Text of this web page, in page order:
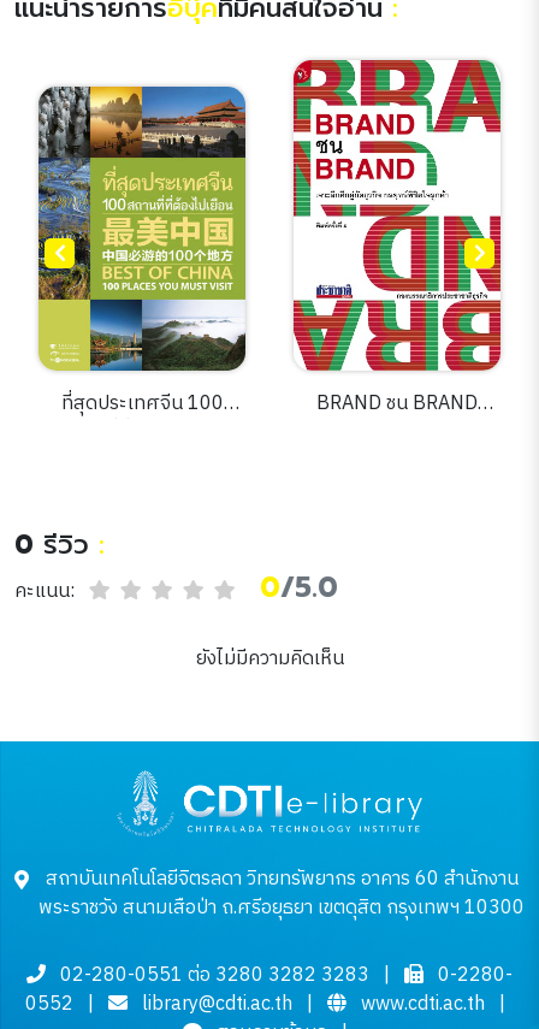
แนะนำรายการอีบุ๊คที่มีคนสนใจอ่าน :
ที่สุดประเทศจีน 100
BRAND ชน BRAND
0 รีวิว :
คะแนน: 0/5.0
ยังไม่มีความคิดเห็น
สถาบันเทคโนโลยีจิตรลดา วิทยทรัพยากร อาคาร 60 สำนักงาน
พระราชวัง สนามเสือป่า ถ.ศรีอยุธยา เขตดุสิต กรุงเทพฯ 10300
02-280-0551 ต่อ 3280 3282 3283 |
0-2280-
0552 | library@cdti.ac.th | www.cdti.ac.th |